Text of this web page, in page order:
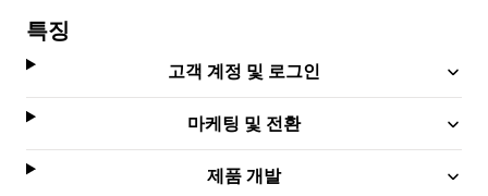
특징
고객 계정 및 로그인
마케팅 및 전환
제품 개발